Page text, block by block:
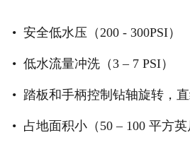
• 安全低水压（200 - 300PSI）
• 低水流量冲洗（3 – 7 PSI）
• 踏板和手柄控制钻轴旋转，
• 占地面积小（50 – 100 平方英